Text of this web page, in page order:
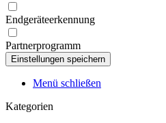
Endgeräteerkennung
Partnerprogramm
Menü schließen
Kategorien